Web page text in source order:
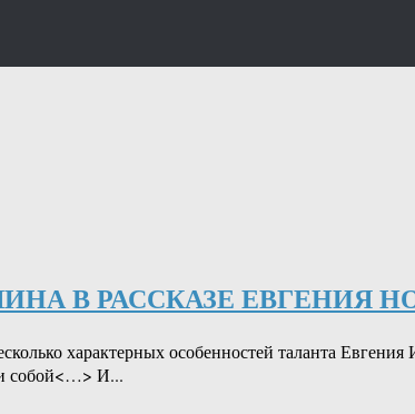
В РАССКАЗЕ ЕВГЕНИЯ
характерных особенностей таланта
собой<…> И...